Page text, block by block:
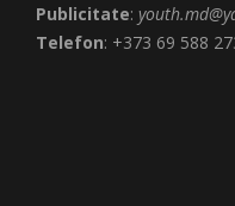
Publicitate:
Telefon: +373 69 588